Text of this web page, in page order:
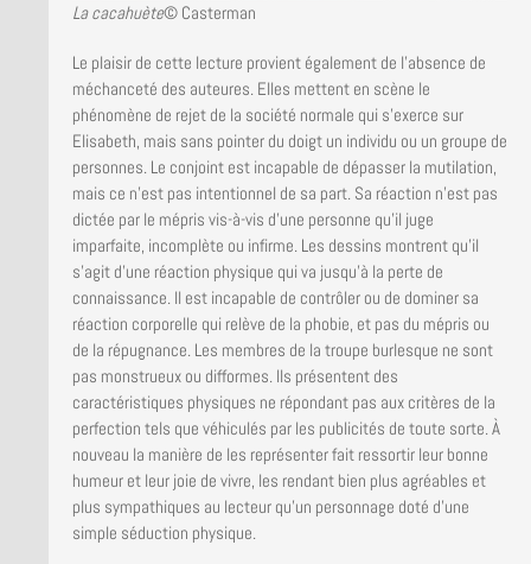
La cacahuète© Casterman
Le plaisir de cette lecture provient également de l’absence de
méchanceté des auteures. Elles mettent en scène le
phénomène de rejet de la société normale qui s’exerce sur
Elisabeth, mais sans pointer du doigt un individu ou un groupe de
personnes. Le conjoint est incapable de dépasser la mutilation,
mais ce n’est pas intentionnel de sa part. Sa réaction n’est pas
dictée par le mépris vis-à-vis d’une personne qu’il juge
imparfaite, incomplète ou infirme. Les dessins montrent qu’il
s’agit d’une réaction physique qui va jusqu’à la perte de
connaissance. Il est incapable de contrôler ou de dominer sa
réaction corporelle qui relève de la phobie, et pas du mépris ou
de la répugnance. Les membres de la troupe burlesque ne sont
pas monstrueux ou difformes. Ils présentent des
caractéristiques physiques ne répondant pas aux critères de la
perfection tels que véhiculés par les publicités de toute sorte. À
nouveau la manière de les représenter fait ressortir leur bonne
humeur et leur joie de vivre, les rendant bien plus agréables et
plus sympathiques au lecteur qu’un personnage doté d’une
simple séduction physique.